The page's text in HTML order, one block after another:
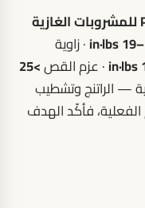
نطاقات مرجعية — غطاء PCO 1881 للمشروبات الغازية
· زاوية
· عزم القص >25
— الراتنج وتشطيب
الفعلية، فأكّد الهدف